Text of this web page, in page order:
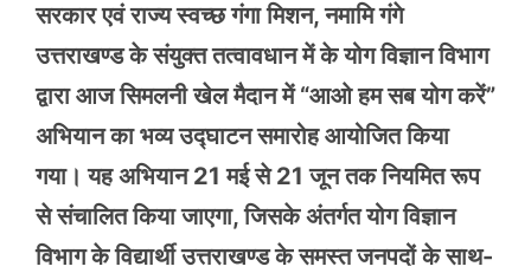
सरकार एवं राज्य स्वच्छ गंगा मिशन, नमामि गंगे
उत्तराखण्ड के संयुक्त तत्वावधान में के योग विज्ञान विभाग
द्वारा आज सिमलनी खेल मैदान में “आओ हम सब योग करें”
अभियान का भव्य उद्घाटन समारोह आयोजित किया
गया। यह अभियान 21 मई से 21 जून तक नियमित रूप
से संचालित किया जाएगा, जिसके अंतर्गत योग विज्ञान
विभाग के विद्यार्थी उत्तराखण्ड के समस्त जनपदों के साथ-